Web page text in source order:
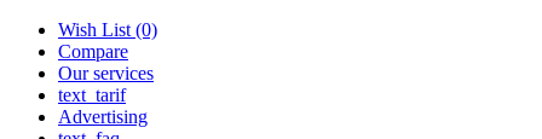
Wish List (0)
Compare
Our services
text_tarif
Advertising